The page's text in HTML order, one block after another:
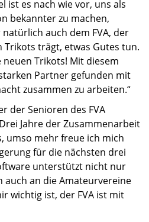
ist es nach wie vor, uns als
bekannter zu machen,
auch dem FVA, der
Trikots trägt, etwas Gutes tun.
Trikots! Mit diesem
Partner gefunden mit
zusammen zu arbeiten.“
der Senioren des FVA
Jahre der Zusammenarbeit
umso mehr freue ich mich
für die nächsten drei
unterstützt nicht nur
auch an die Amateurvereine
wichtig ist, der FVA ist mit